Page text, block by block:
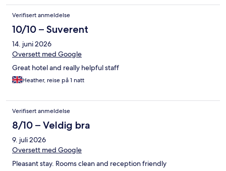
Verifisert anmeldelse
10/10 – Suverent
14. juni 2026
Oversett med Google
Great hotel and really helpful staff
Heather, reise på 1 natt
Verifisert anmeldelse
8/10 – Veldig bra
9. juli 2026
Oversett med Google
Pleasant stay. Rooms clean and reception friendly